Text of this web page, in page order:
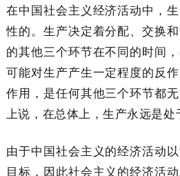
在中国社会主义经济活动中，
性的。生产决定着分配、交换
的其他三个环节在不同的时间
可能对生产产生一定程度的反
作用，是任何其他三个环节都
上说，在总体上，生产永远是处
由于中国社会主义的经济活动
目标，因此社会主义的经济活